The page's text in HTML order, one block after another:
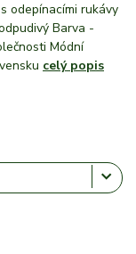
odepínacími rukávy
Barva -
Módní
celý popis